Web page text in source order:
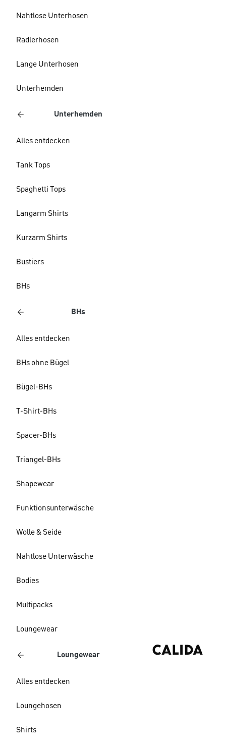
Nahtlose Unterhosen
Radlerhosen
Lange Unterhosen
Unterhemden
Unterhemden
Alles entdecken
Tank Tops
Spaghetti Tops
Langarm Shirts
Kurzarm Shirts
Bustiers
BHs
BHs
Alles entdecken
BHs ohne Bügel
Bügel-BHs
T-Shirt-BHs
Spacer-BHs
Triangel-BHs
Shapewear
Funktionsunterwäsche
Wolle & Seide
Nahtlose Unterwäsche
Bodies
Multipacks
Loungewear
Loungewear
Alles entdecken
Loungehosen
Shirts